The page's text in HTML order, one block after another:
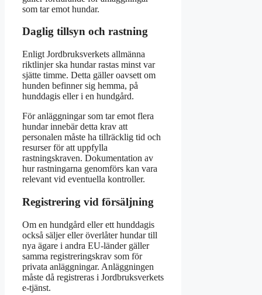
som tar emot hundar.
Daglig tillsyn och rastning
Enligt Jordbruksverkets allmänna
riktlinjer ska hundar rastas minst var
sjätte timme. Detta gäller oavsett om
hunden befinner sig hemma, på
hunddagis eller i en hundgård.
För anläggningar som tar emot flera
hundar innebär detta krav att
personalen måste ha tillräcklig tid och
resurser för att uppfylla
rastningskraven. Dokumentation av
hur rastningarna genomförs kan vara
relevant vid eventuella kontroller.
Registrering vid försäljning
Om en hundgård eller ett hunddagis
också säljer eller överlåter hundar till
nya ägare i andra EU-länder gäller
samma registreringskrav som för
privata anläggningar. Anläggningen
måste då registreras i Jordbruksverkets
e-tjänst.